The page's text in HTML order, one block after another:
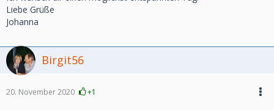
Liebe Grüße
Johanna
Birgit56
20. November 2020 +1